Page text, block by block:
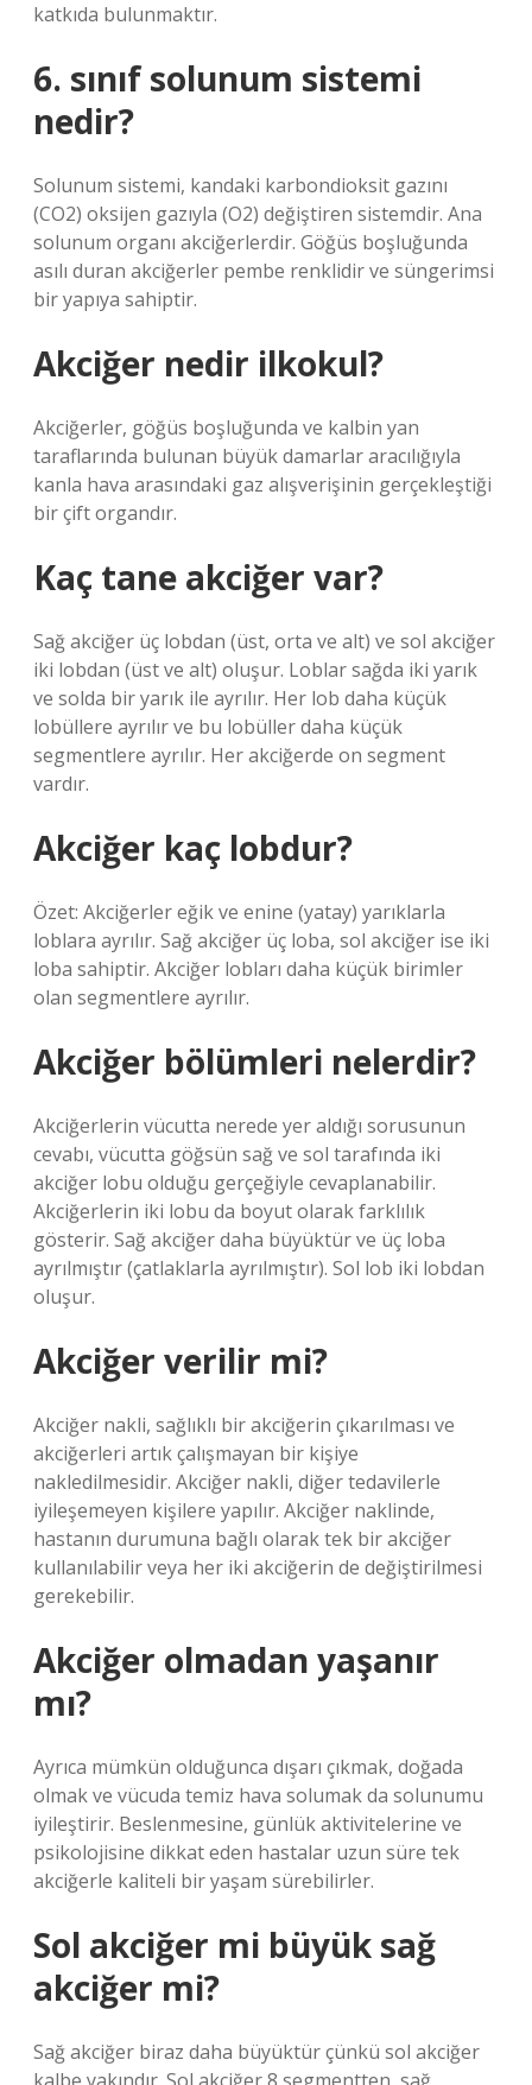
katkıda bulunmaktır.
6. sınıf solunum sistemi
nedir?
Solunum sistemi, kandaki karbondioksit gazını
(CO2) oksijen gazıyla (O2) değiştiren sistemdir. Ana
solunum organı akciğerlerdir. Göğüs boşluğunda
asılı duran akciğerler pembe renklidir ve süngerimsi
bir yapıya sahiptir.
Akciğer nedir ilkokul?
Akciğerler, göğüs boşluğunda ve kalbin yan
taraflarında bulunan büyük damarlar aracılığıyla
kanla hava arasındaki gaz alışverişinin gerçekleştiği
bir çift organdır.
Kaç tane akciğer var?
Sağ akciğer üç lobdan (üst, orta ve alt) ve sol akciğer
iki lobdan (üst ve alt) oluşur. Loblar sağda iki yarık
ve solda bir yarık ile ayrılır. Her lob daha küçük
lobüllere ayrılır ve bu lobüller daha küçük
segmentlere ayrılır. Her akciğerde on segment
vardır.
Akciğer kaç lobdur?
Özet: Akciğerler eğik ve enine (yatay) yarıklarla
loblara ayrılır. Sağ akciğer üç loba, sol akciğer ise iki
loba sahiptir. Akciğer lobları daha küçük birimler
olan segmentlere ayrılır.
Akciğer bölümleri nelerdir?
Akciğerlerin vücutta nerede yer aldığı sorusunun
cevabı, vücutta göğsün sağ ve sol tarafında iki
akciğer lobu olduğu gerçeğiyle cevaplanabilir.
Akciğerlerin iki lobu da boyut olarak farklılık
gösterir. Sağ akciğer daha büyüktür ve üç loba
ayrılmıştır (çatlaklarla ayrılmıştır). Sol lob iki lobdan
oluşur.
Akciğer verilir mi?
Akciğer nakli, sağlıklı bir akciğerin çıkarılması ve
akciğerleri artık çalışmayan bir kişiye
nakledilmesidir. Akciğer nakli, diğer tedavilerle
iyileşemeyen kişilere yapılır. Akciğer naklinde,
hastanın durumuna bağlı olarak tek bir akciğer
kullanılabilir veya her iki akciğerin de değiştirilmesi
gerekebilir.
Akciğer olmadan yaşanır
mı?
Ayrıca mümkün olduğunca dışarı çıkmak, doğada
olmak ve vücuda temiz hava solumak da solunumu
iyileştirir. Beslenmesine, günlük aktivitelerine ve
psikolojisine dikkat eden hastalar uzun süre tek
akciğerle kaliteli bir yaşam sürebilirler.
Sol akciğer mi büyük sağ
akciğer mi?
Sağ akciğer biraz daha büyüktür çünkü sol akciğer